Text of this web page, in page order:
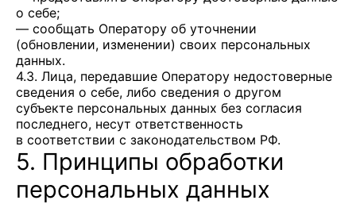
о себе;
— сообщать Оператору об уточнении
(обновлении, изменении) своих персональных
данных.
4.3. Лица, передавшие Оператору недостоверные
сведения о себе, либо сведения о другом
субъекте персональных данных без согласия
последнего, несут ответственность
в соответствии с законодательством РФ.
5. Принципы обработки
персональных данных